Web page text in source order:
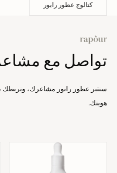
كتالوج عطور رابور
تواصل مع
ستثير عطور رابور مشاعرك، وتربطك
هويتك.